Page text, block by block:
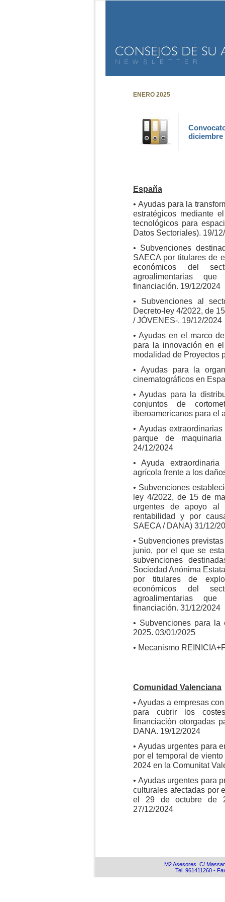
ENERO 2025
diciembre
España
• Ayudas para la
estratégicos mediante
tecnológicos para
Datos Sectoriales). 19/
• Subvenciones
SAECA por titulares de
económicos del
agroalimentarias
financiación. 19/12/2024
• Subvenciones al
Decreto-ley 4/2022, de
/ JÓVENES-. 19/12/2024
• Ayudas en el marco
para la innovación en
modalidad de Proyectos
• Ayudas para la
cinematográficos en
• Ayudas para la
conjuntos de
iberoamericanos para el
• Ayudas
parque de
24/12/2024
• Ayuda
agrícola frente a los
• Subvenciones
ley 4/2022, de 15 de
urgentes de apoyo al
rentabilidad y por
SAECA / DANA) 31/12/
• Subvenciones
junio, por el que se
subvenciones
Sociedad Anónima
por titulares de
económicos del
agroalimentarias
financiación. 31/12/2024
• Subvenciones para la
2025. 03/01/2025
• Mecanismo
Comunidad Valenciana
• Ayudas a empresas
para cubrir los
financiación otorgadas
DANA. 19/12/2024
• Ayudas urgentes para
por el temporal de
2024 en la Comunitat
• Ayudas urgentes para
culturales afectadas por
el 29 de octubre de
27/12/2024
M2 Asesores. C/
Tel. 961411260 -